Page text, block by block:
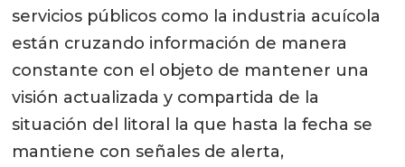
servicios públicos como la industria acuícola
están cruzando información de manera
constante con el objeto de mantener una
visión actualizada y compartida de la
situación del litoral la que hasta la fecha se
mantiene con señales de alerta,